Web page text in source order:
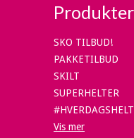
Produkter
SKO TILBUD!
PAKKETILBUD
SKILT
SUPERHELTER
#HVERDAGSHELT
Vis mer